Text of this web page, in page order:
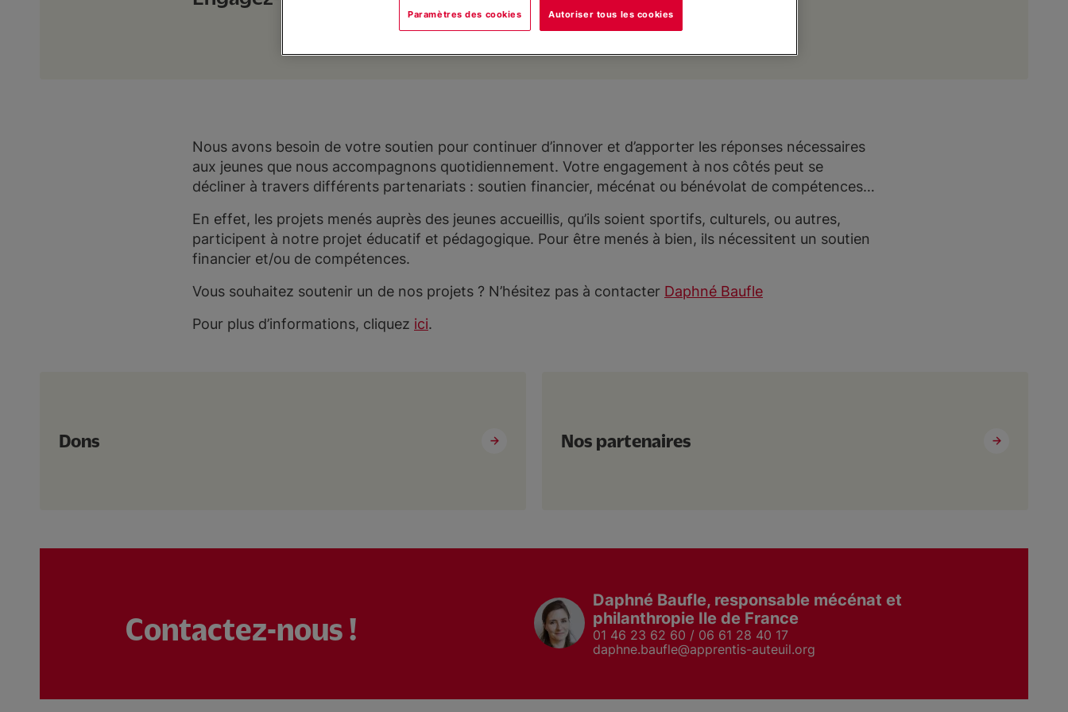
Nous avons besoin de votre soutien pour continuer d’innover et d’apporter les réponses nécessaires
aux jeunes que nous accompagnons quotidiennement. Votre engagement à nos côtés peut se
décliner à travers différents partenariats : soutien financier, mécénat ou bénévolat de compétences…
En effet, les projets menés auprès des jeunes accueillis, qu’ils soient sportifs, culturels, ou autres,
participent à notre projet éducatif et pédagogique. Pour être menés à bien, ils nécessitent un soutien
financier et/ou de compétences.
Vous souhaitez soutenir un de nos projets ? N’hésitez pas à contacter Daphné Baufle
Pour plus d’informations, cliquez ici.
Dons Nos partenaires
Contactez-nous !
Daphné Baufle, responsable mécénat et
philanthropie Ile de France
01 46 23 62 60 / 06 61 28 40 17
daphne.baufle@apprentis-auteuil.org
Paramètres des cookies Autoriser tous les cookies